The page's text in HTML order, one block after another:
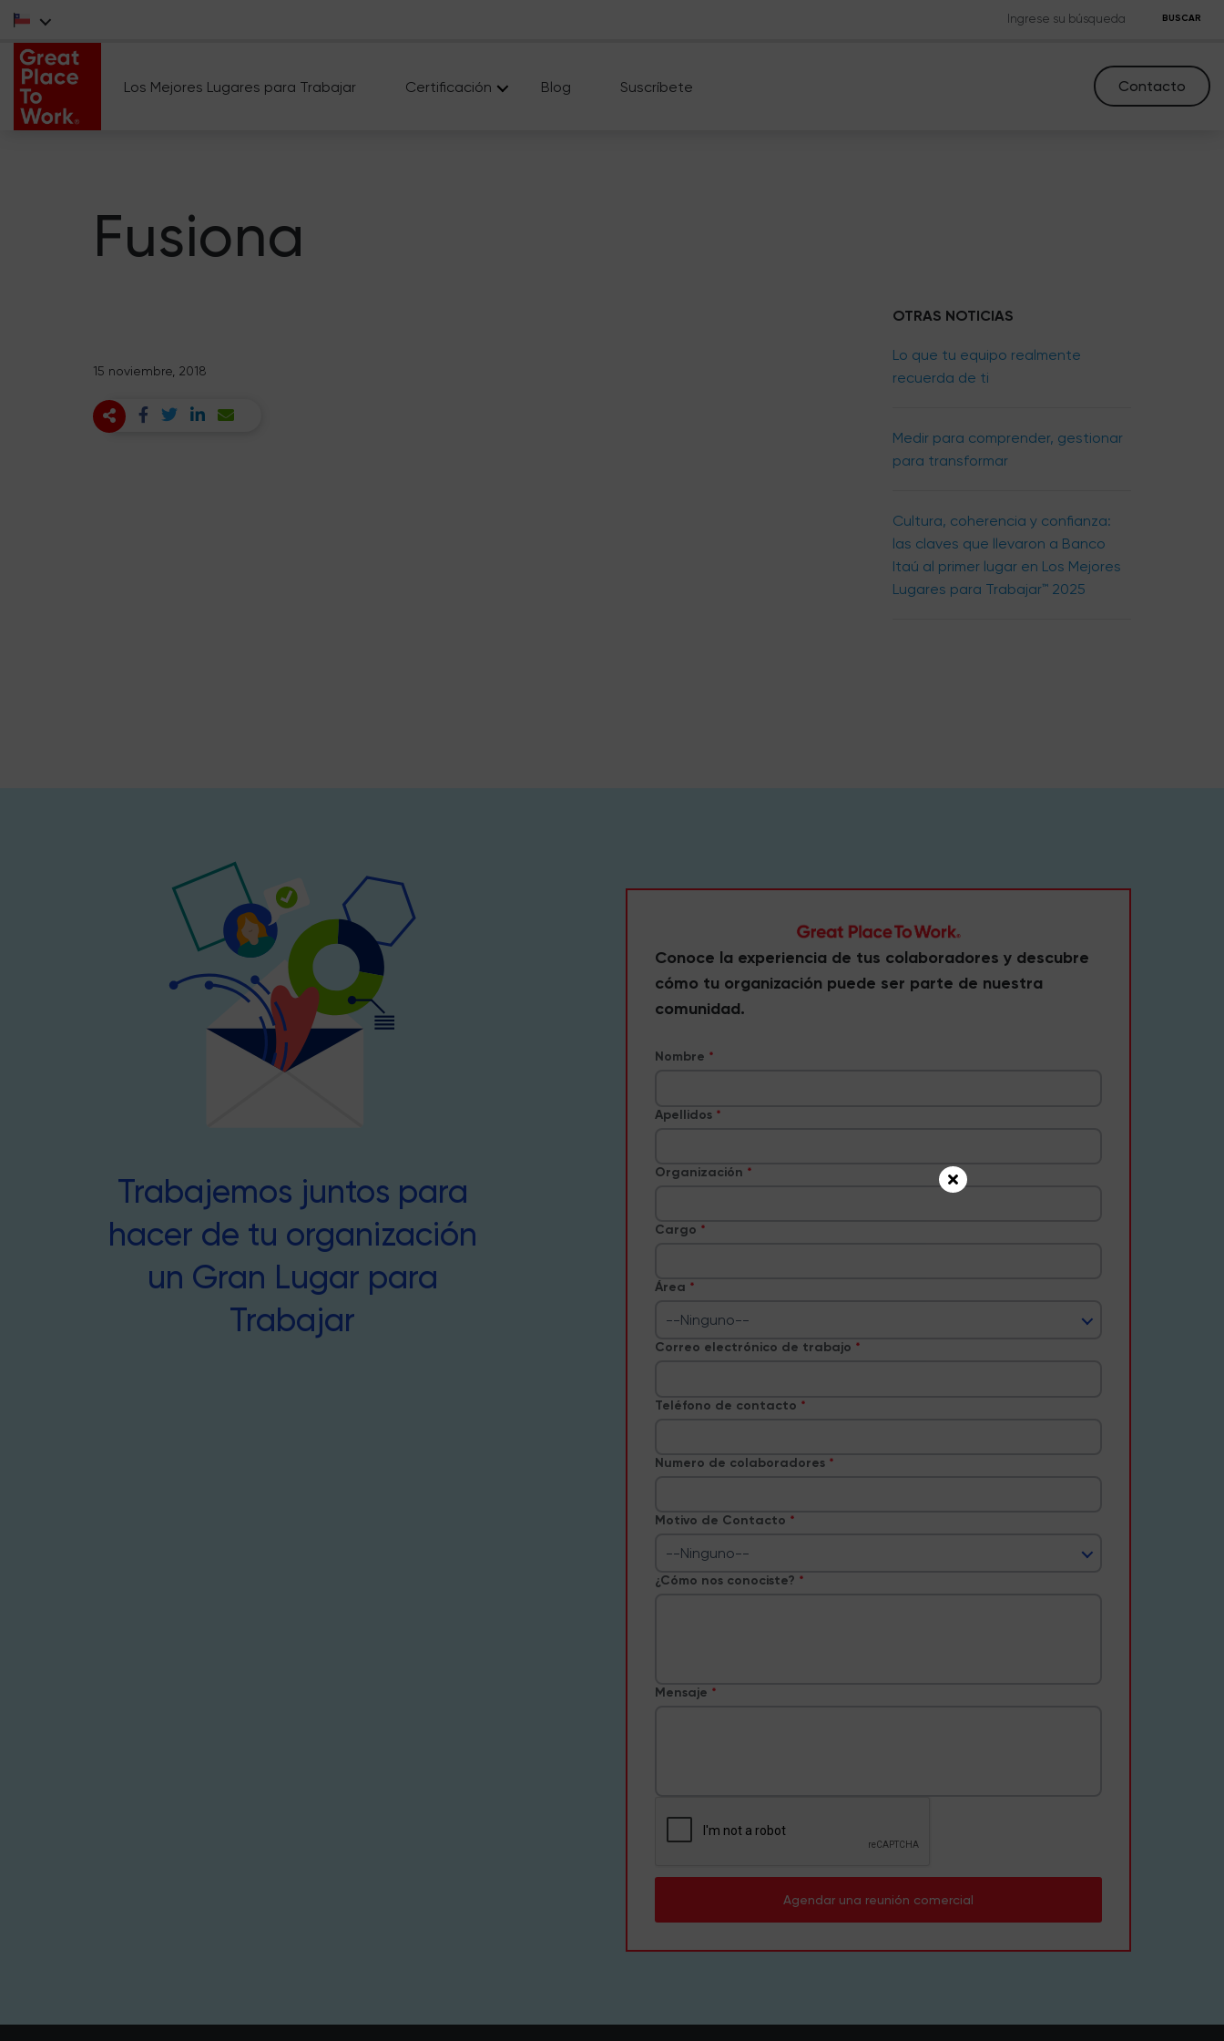
BUSCAR
Los Mejores Lugares para Trabajar Certificación Blog Suscríbete Contacto
Fusiona
15 noviembre, 2018
OTRAS NOTICIAS
Lo que tu equipo realmente
recuerda de ti
Medir para comprender, gestionar
para transformar
Cultura, coherencia y confianza:
las claves que llevaron a Banco
Itaú al primer lugar en Los Mejores
Lugares para Trabajar™ 2025
Trabajemos juntos para
hacer de tu organización
un Gran Lugar para
Trabajar
Conoce la experiencia de tus colaboradores y descubre
cómo tu organización puede ser parte de nuestra
comunidad.
Nombre
Apellidos
Organización
Cargo
Área
--Ninguno--
Correo electrónico de trabajo
Teléfono de contacto
Numero de colaboradores
Motivo de Contacto
--Ninguno--
¿Cómo nos conociste?
Mensaje
Agendar una reunión comercial